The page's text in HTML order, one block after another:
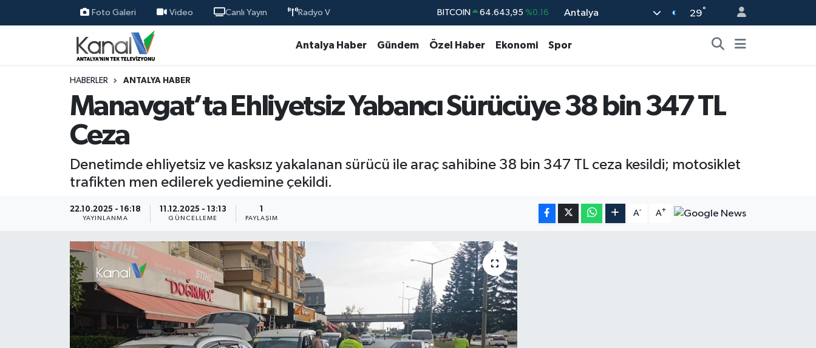
Foto Galeri Video Canlı Yayın Radyo V BITCOIN 64.643,95 %0.16
GRAM ALTIN 6513.94 %0.32
BİST100 13.768 %48
Antalya 29°
Antalya Haber Gündem Özel Haber Ekonomi Spor
HABERLER ANTALYA HABER
Manavgat’ta Ehliyetsiz Yabancı Sürücüye 38 bin 347 TL
Ceza
Denetimde ehliyetsiz ve kasksız yakalanan sürücü ile araç sahibine 38 bin 347 TL ceza kesildi; motosiklet
trafikten men edilerek yediemine çekildi.
22.10.2025 - 16:18
YAYINLANMA
11.12.2025 - 13:13
GÜNCELLEME
1
PAYLAŞIM
A- A+
Ana Haber
Antalya Haber
Ekonomi
Haber Kuşakları
Haberler
KANALV Spor
Nöbetçi Eczaneler
Hava Durumu
Trafik Durumu
Süper Lig Puan Durumu ve Fikstür
Tüm Manşetler